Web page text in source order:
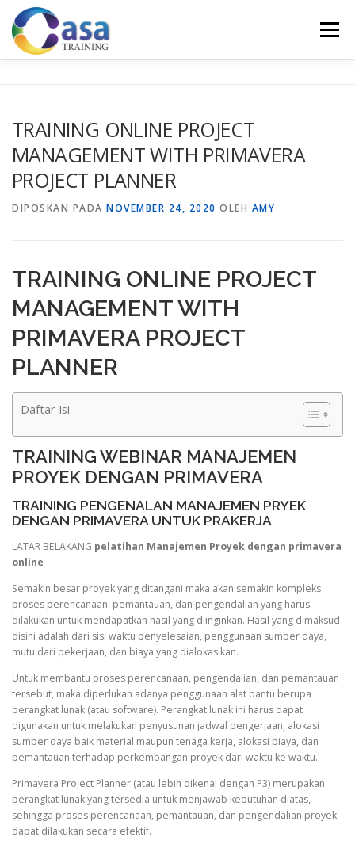
Lompat
konten
Menu
KONTAK KAMI SERTIFIKASI EVALUASI
TRAINING ONLINE PROJECT
MANAGEMENT WITH PRIMAVERA
PROJECT PLANNER
DIPOSKAN PADA NOVEMBER 24, 2020 OLEH AMY
TRAINING ONLINE PROJECT
MANAGEMENT WITH
PRIMAVERA PROJECT
PLANNER
Daftar Isi
TRAINING WEBINAR MANAJEMEN
PROYEK DENGAN PRIMAVERA
TRAINING PENGENALAN MANAJEMEN PRYEK
DENGAN PRIMAVERA UNTUK PRAKERJA
LATAR BELAKANG pelatihan Manajemen Proyek dengan primavera
online
Semakin besar proyek yang ditangani maka akan semakin kompleks
proses perencanaan, pemantauan, dan pengendalian yang harus
dilakukan untuk mendapatkan hasil yang diinginkan. Hasil yang dimaksud
disini adalah dari sisi waktu penyelesaian, penggunaan sumber daya,
mutu dari pekerjaan, dan biaya yang dialokasikan.
Untuk membantu proses perencanaan, pengendalian, dan pemantauan
tersebut, maka diperlukan adanya penggunaan alat bantu berupa
perangkat lunak (atau software). Perangkat lunak ini harus dapat
digunakan untuk melakukan penyusunan jadwal pengerjaan, alokasi
sumber daya baik material maupun tenaga kerja, alokasi biaya, dan
pemantauan terhadap perkembangan proyek dari waktu ke waktu.
Primavera Project Planner (atau lebih dikenal dengan P3) merupakan
perangkat lunak yang tersedia untuk menjawab kebutuhan diatas,
sehingga proses perencanaan, pemantauan, dan pengendalian proyek
dapat dilakukan secara efektif.